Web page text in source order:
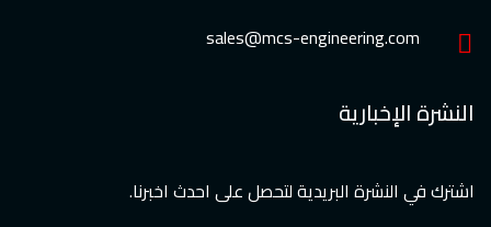
sales@mcs-engineering.com
النشرة الإخبارية
اشترك في النشرة البريدية لتحصل على احدث اخبرنا.